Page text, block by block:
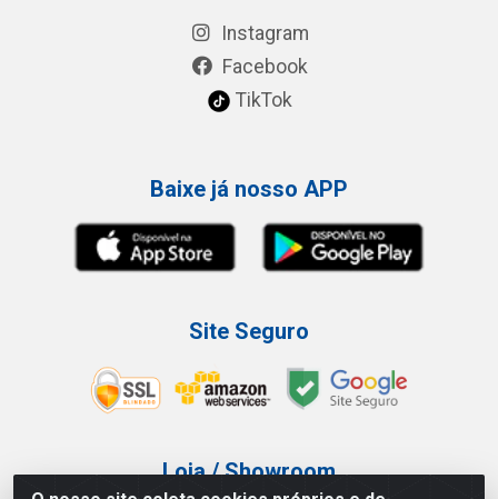
Instagram
Facebook
TikTok
Baixe já nosso APP
Site Seguro
Loja / Showroom